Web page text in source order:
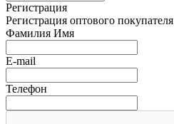
Регистрация
Регистрация оптового покупателя
Фамилия Имя
E-mail
Телефон